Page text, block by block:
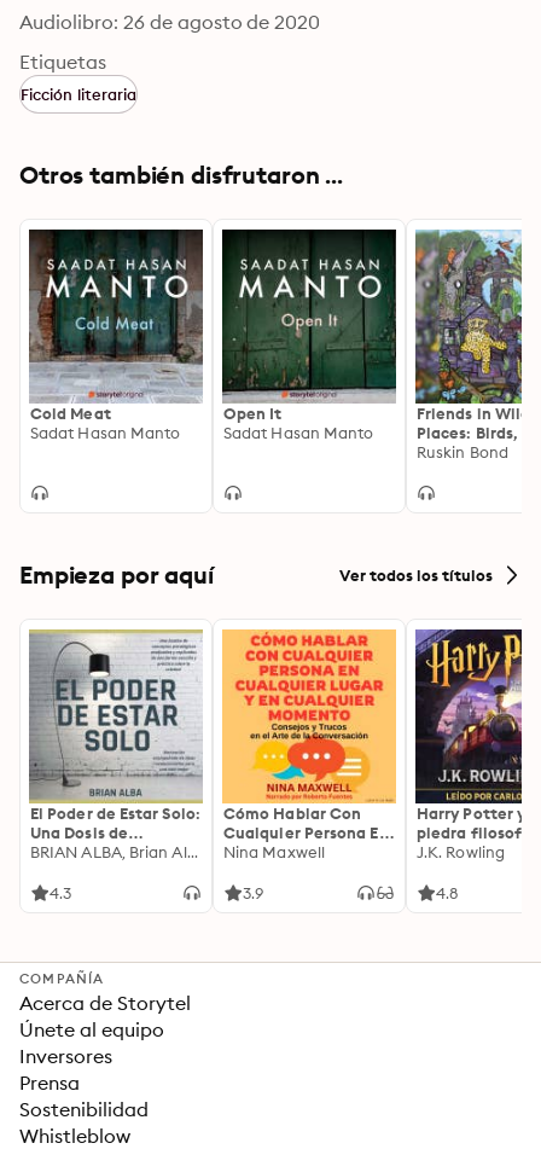
Audiolibro: 26 de agosto de 2020
Etiquetas
Ficción literaria
Otros también disfrutaron ...
Cold Meat
Sadat Hasan Manto
Open It
Sadat Hasan Manto
Friends in Wild
Places: Birds,
and Other
Ruskin Bond
Empieza por aquí Ver todos los títulos
El Poder de Estar Solo:
Una Dosis de
Motivación
Ideas Revolucionarias
BRIAN ALBA, Brian Alba
4.3
Cómo Hablar Con
Cualquier Persona En
Cualquier Lugar Y En
Nina Maxwell
3.9
Harry Potter y
piedra filosofal
J.K. Rowling
4.8
COMPAÑÍA
Acerca de Storytel
Únete al equipo
Inversores
Prensa
Sostenibilidad
Whistleblow